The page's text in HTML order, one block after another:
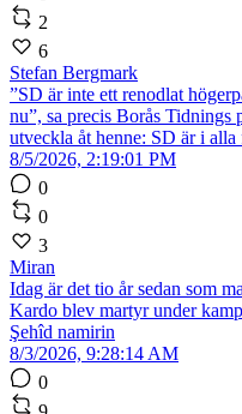
2
6
Stefan Bergmark
”SD är inte ett renodlat
nu”, sa precis Borås Tidnings
utveckla åt henne: SD är i
8/5/2026, 2:19:01 PM
0
0
3
Miran
Idag är det tio år sedan som
Kardo blev martyr under
Şehîd namirin
8/3/2026, 9:28:14 AM
0